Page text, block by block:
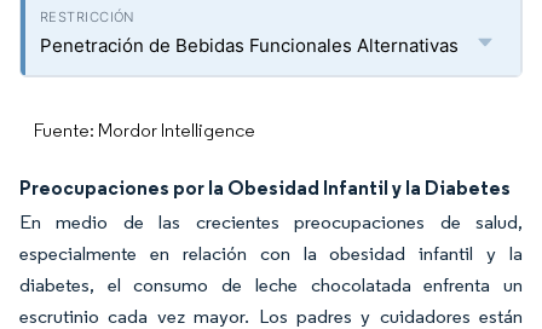
Penetración de Bebidas Funcionales Alternativas
Fuente: Mordor Intelligence
Preocupaciones por la Obesidad Infantil y la Diabetes
En medio de las crecientes preocupaciones de salud,
especialmente en relación con la obesidad infantil y la
diabetes, el consumo de leche chocolatada enfrenta un
escrutinio cada vez mayor. Los padres y cuidadores están